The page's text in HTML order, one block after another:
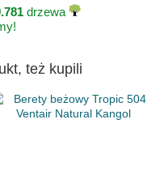
drzewa
też kupili